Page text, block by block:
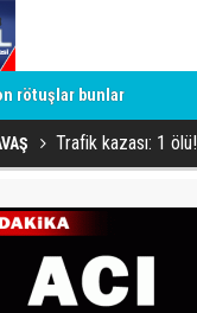
rötuşlar bunlar
Trafik kazası: 1 ölü!